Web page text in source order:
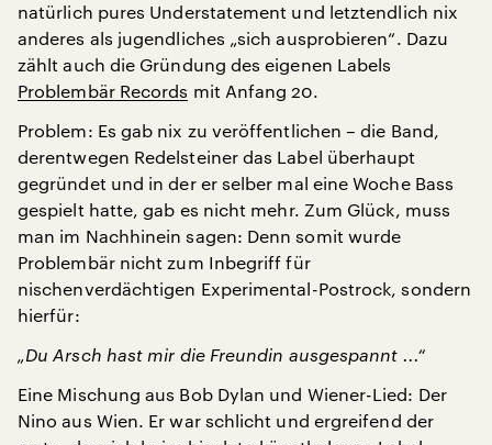
natürlich pures Understatement und letztendlich nix
anderes als jugendliches „sich ausprobieren“. Dazu
zählt auch die Gründung des eigenen Labels
Problembär Records mit Anfang 20.
Problem: Es gab nix zu veröffentlichen – die Band,
derentwegen Redelsteiner das Label überhaupt
gegründet und in der er selber mal eine Woche Bass
gespielt hatte, gab es nicht mehr. Zum Glück, muss
man im Nachhinein sagen: Denn somit wurde
Problembär nicht zum Inbegriff für
nischenverdächtigen Experimental-Postrock, sondern
hierfür:
„Du Arsch hast mir die Freundin ausgespannt ...“
Eine Mischung aus Bob Dylan und Wiener-Lied: Der
Nino aus Wien. Er war schlicht und ergreifend der